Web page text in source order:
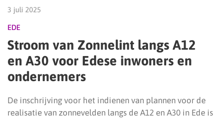
3 juli 2025
EDE
Stroom van Zonnelint langs A12
en A30 voor Edese inwoners en
ondernemers
De inschrijving voor het indienen van plannen voor de
realisatie van zonnevelden langs de A12 en A30 in Ede is